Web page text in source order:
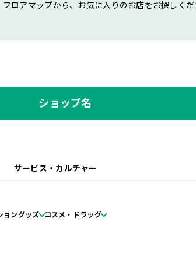
ロアマップから、お気に入りのお店をお探しくだ
ショップ名
サービス・カルチャー
ョングッズ コスメ・ドラッグ